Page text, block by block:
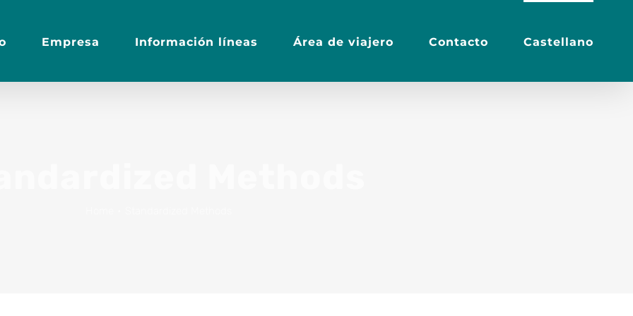
Empresa Información líneas Área de viajero Contacto Castellano